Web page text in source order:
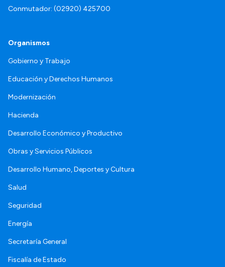
Conmutador: (02920) 425700
Organismos
Gobierno y Trabajo
Educación y Derechos Humanos
Modernización
Hacienda
Desarrollo Económico y Productivo
Obras y Servicios Públicos
Desarrollo Humano, Deportes y Cultura
Salud
Seguridad
Energía
Secretaría General
Fiscalía de Estado